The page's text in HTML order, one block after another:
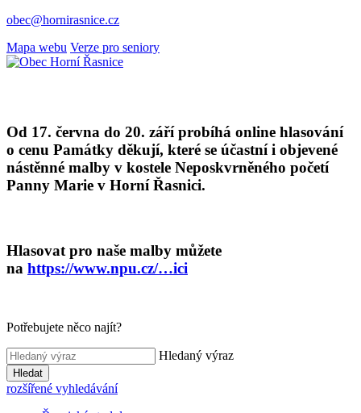
obec@hornirasnice.cz
Mapa webu Verze pro seniory
Od 17. června do 20. září probíhá online hlasování
o cenu Památky děkují, které se účastní i objevené
nástěnné malby v kostele Neposkvrněného početí
Panny Marie v Horní Řasnici.
Hlasovat pro naše malby můžete
na https://www.npu.cz/…ici
Potřebujete něco najít?
Hledaný výraz
Hledat
rozšířené vyhledávání